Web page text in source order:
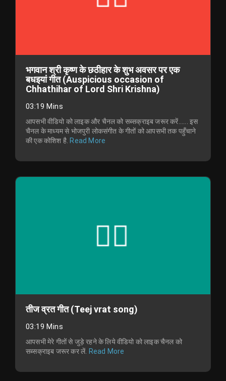
भगवान श्री कृष्ण के छठीहार के शुभ अवसर पर एक
बधइयां गीत (Auspicious occasion of
Chhathihar of Lord Shri Krishna)
03:19 Mins
आपसभी वीडियो को लाइक और चैनल को सब्सक्राइब जरूर करें...... इस
चैनल के माध्यम से भोजपुरी लोकसंगीत के गीतों को आपसभी तक पहुँचाने
की एक कोशिश है. Read More
तीज व्रत गीत (Teej vrat song)
03:19 Mins
आपसभी मेरे गीतों से जुड़े रहने के लिये वीडियो को लाइक चैनल को
सब्सक्राइब जरूर कर लें. Read More